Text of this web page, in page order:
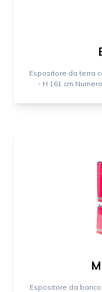
Espositore da terra
- H 161 cm
Espositore da